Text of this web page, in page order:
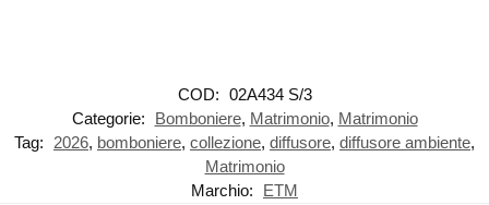
COD: 02A434 S/3
Categorie:
Bomboniere, Matrimonio, Matrimonio
Tag:
2026, bomboniere, collezione, diffusore, diffusore ambiente,
Matrimonio
Marchio:
ETM